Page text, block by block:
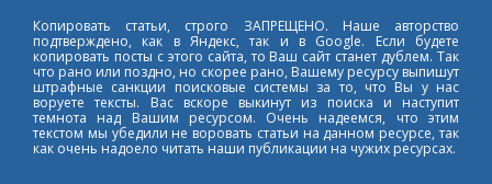
Копировать статьи, строго ЗАПРЕЩЕНО. Наше авторство
подтверждено, как в Яндекс, так и в Google. Если будете
копировать посты с этого сайта, то Ваш сайт станет дублем. Так
что рано или поздно, но скорее рано, Вашему ресурсу выпишут
штрафные санкции поисковые системы за то, что Вы у нас
воруете тексты. Вас вскоре выкинут из поиска и наступит
темнота над Вашим ресурсом. Очень надеемся, что этим
текстом мы убедили не воровать статьи на данном ресурсе, так
как очень надоело читать наши публикации на чужих ресурсах.